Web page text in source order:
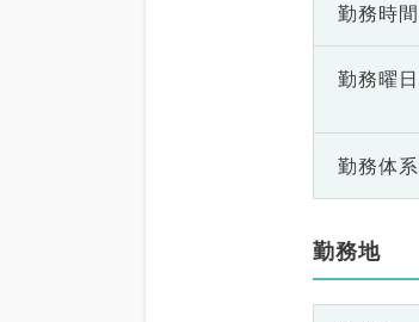
勤務時間
勤務曜日
勤務体系
勤務地